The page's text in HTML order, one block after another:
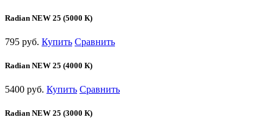
Radian NEW 25 (5000 К)
795 руб. Купить Сравнить
Radian NEW 25 (4000 К)
5400 руб. Купить Сравнить
Radian NEW 25 (3000 К)